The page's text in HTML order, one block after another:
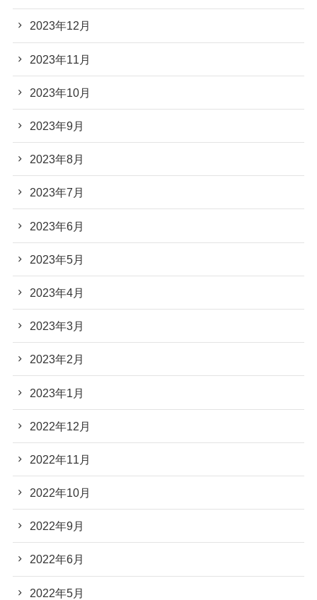
2023年12月
2023年11月
2023年10月
2023年9月
2023年8月
2023年7月
2023年6月
2023年5月
2023年4月
2023年3月
2023年2月
2023年1月
2022年12月
2022年11月
2022年10月
2022年9月
2022年6月
2022年5月